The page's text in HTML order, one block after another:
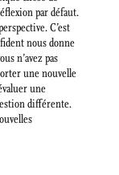
par défaut.
C’est
nous donne
n’avez pas
une nouvelle
une
différente.